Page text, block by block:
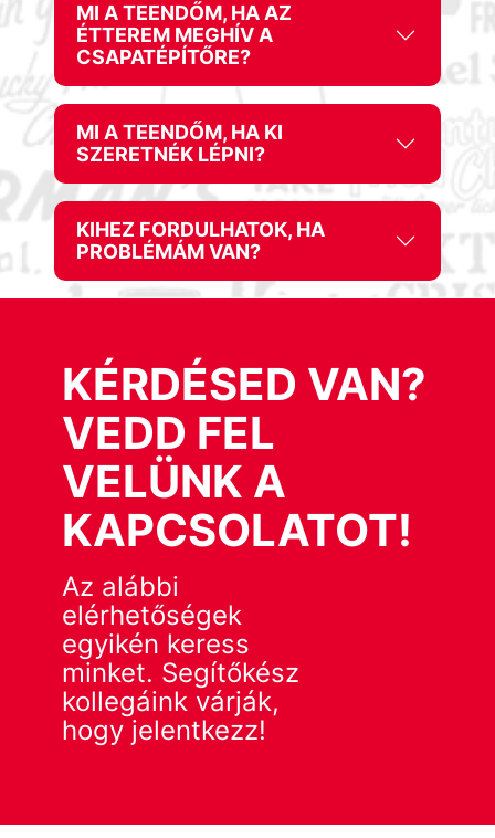
MI A TEENDŐM, HA AZ
ÉTTEREM MEGHÍV A
CSAPATÉPÍTŐRE?
MI A TEENDŐM, HA KI
SZERETNÉK LÉPNI?
KIHEZ FORDULHATOK, HA
PROBLÉMÁM VAN?
KÉRDÉSED VAN?
VEDD FEL
VELÜNK A
KAPCSOLATOT!
Az alábbi
elérhetőségek
egyikén keress
minket. Segítőkész
kollegáink várják,
hogy jelentkezz!